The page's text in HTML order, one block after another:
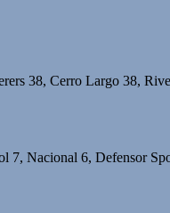
38, Cerro Largo 38,
Nacional 6, Defensor